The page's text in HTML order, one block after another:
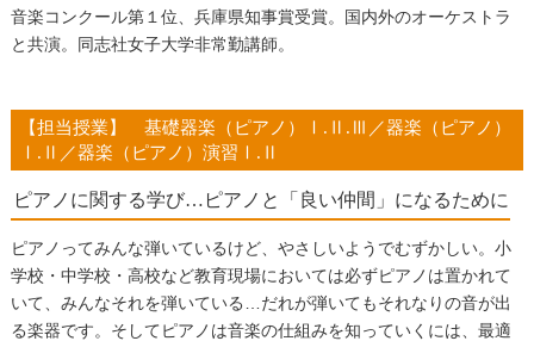
音楽コンクール第１位、兵庫県知事賞受賞。国内外のオーケストラ
と共演。同志社女子大学非常勤講師。
【担当授業】 基礎器楽（ピアノ） Ⅰ.Ⅱ.Ⅲ ／器楽（ピアノ）
Ⅰ.Ⅱ ／器楽（ピアノ）演習 Ⅰ.Ⅱ
ピアノに関する学び…ピアノと「良い仲間」になるために
ピアノってみんな弾いているけど、やさしいようでむずかしい。小
学校・中学校・高校など教育現場においては必ずピアノは置かれて
いて、みんなそれを弾いている
だれが弾いてもそれなりの音が出
る楽器です。そしてピアノは音楽の仕組みを知っていくには、最適